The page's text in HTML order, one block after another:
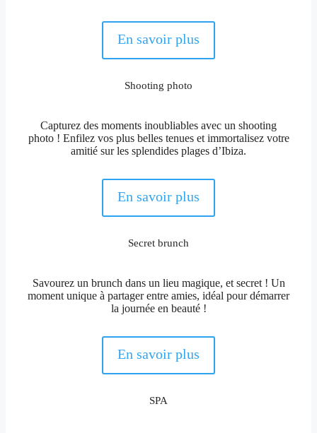
En savoir plus
Shooting photo
Capturez des moments inoubliables avec un shooting
photo ! Enfilez vos plus belles tenues et immortalisez votre
amitié sur les splendides plages d’Ibiza.
En savoir plus
Secret brunch
Savourez un brunch dans un lieu magique, et secret ! Un
moment unique à partager entre amies, idéal pour démarrer
la journée en beauté !
En savoir plus
SPA